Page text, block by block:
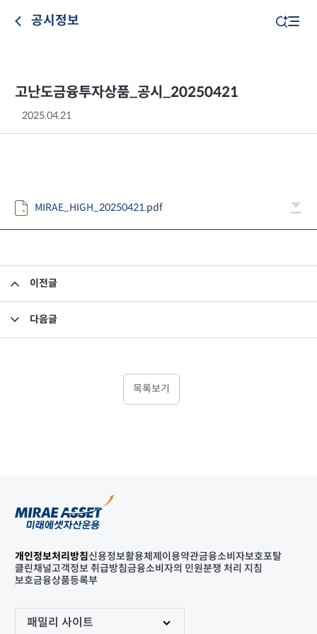
공시정보
고난도금융투자상품_공시_20250421
2025.04.21
MIRAE_HIGH_20250421.pdf
이전글
다음글
목록보기
개인정보처리방침신용정보활용체제 이용약관금융소비자보호포탈
클린채널고객정보 취급방침금융소비자의 민원분쟁 처리 지침
보호금융상품등록부
패밀리 사이트